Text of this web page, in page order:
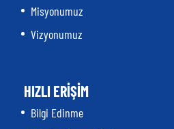
Misyonumuz
Vizyonumuz
HIZLI ERİŞİM
Bilgi Edinme